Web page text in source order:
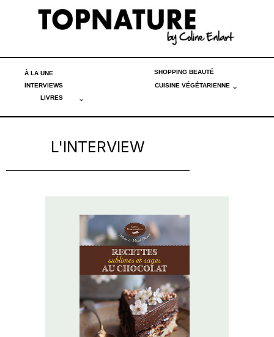
À LA UNE SHOPPING BEAUTÉ
INTERVIEWS
CUISINE VÉGÉTARIENNE
LIVRES
L'INTERVIEW